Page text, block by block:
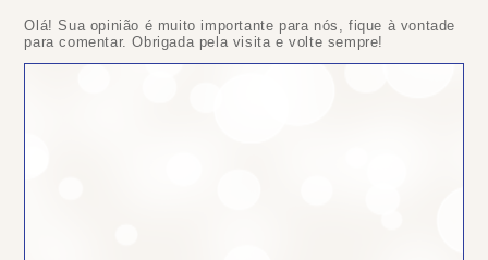
Olá! Sua opinião é muito importante para nós, fique à vontade
para comentar. Obrigada pela visita e volte sempre!